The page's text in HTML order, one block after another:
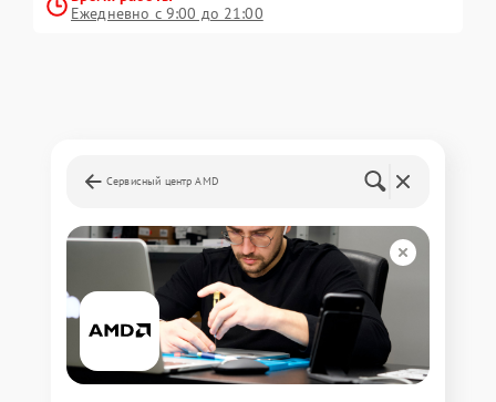
Ежедневно с 9:00 до 21:00
Сервисный центр AMD